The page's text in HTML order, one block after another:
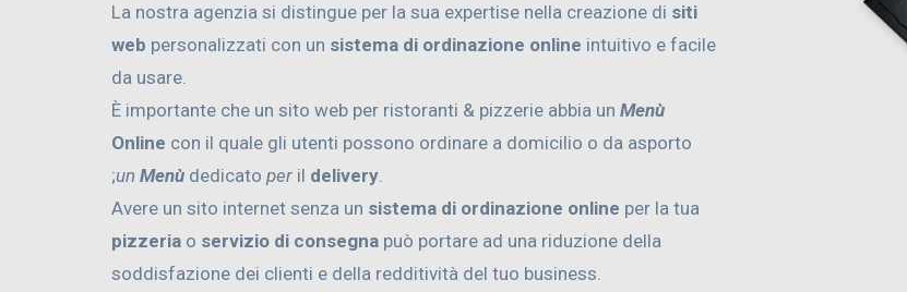
La nostra agenzia si distingue per la sua expertise nella creazione di siti
web personalizzati con un sistema di ordinazione online intuitivo e facile
da usare.
È importante che un sito web per ristoranti & pizzerie abbia un Menù
Online con il quale gli utenti possono ordinare a domicilio o da asporto
;un Menù dedicato per il delivery.
Avere un sito internet senza un sistema di ordinazione online per la tua
pizzeria o servizio di consegna può portare ad una riduzione della
soddisfazione dei clienti e della redditività del tuo business.